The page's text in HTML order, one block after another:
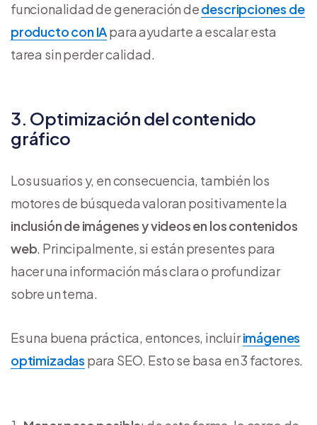
funcionalidad de generación dedescripciones de
producto con IApara ayudarte a escalar esta
tarea sin perder calidad.
3. Optimización del contenido
gráfico
Los usuarios y, en consecuencia, también los
motores de búsqueda valoran positivamente la
inclusión de imágenes y videos en los contenidos
web. Principalmente, si están presentes para
hacer una información más clara o profundizar
sobre un tema.
Es una buena práctica, entonces, incluirimágenes
optimizadas para SEO. Esto se basa en 3 factores.